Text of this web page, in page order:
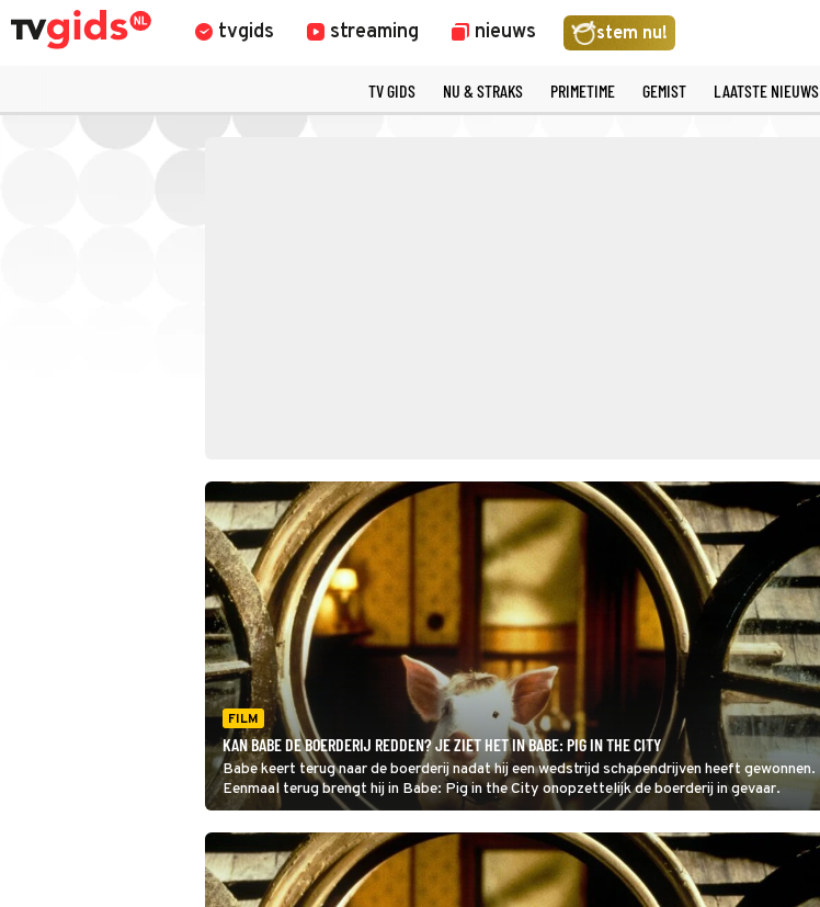
tvgids streaming nieuws stem nu!
TV GIDS NU & STRAKS PRIMETIME GEMIST LAATSTE NIEUWS
FILM
KAN BABE DE BOERDERIJ REDDEN? JE ZIET HET IN BABE: PIG IN THE CITY
Babe keert terug naar de boerderij nadat hij een wedstrijd schapendrijven heeft gewonnen.
Eenmaal terug brengt hij in Babe: Pig in the City onopzettelijk de boerderij in gevaar.